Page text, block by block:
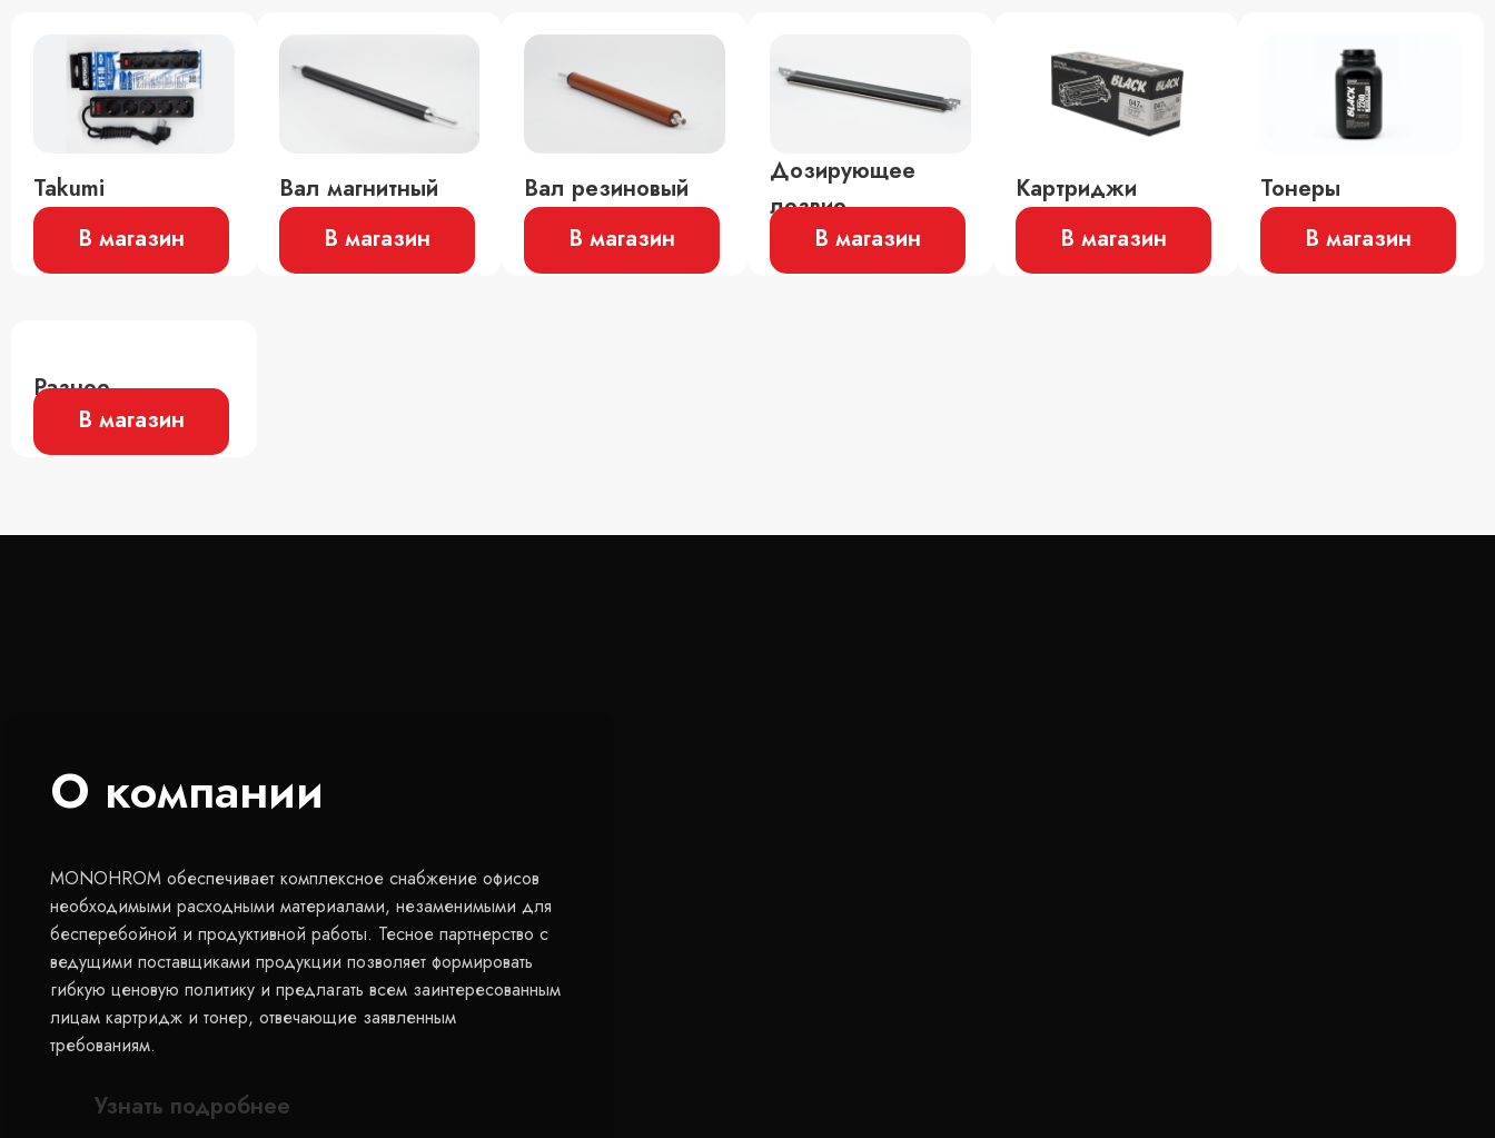
Takumi
В магазин
Вал магнитный
В магазин
Вал резиновый
В магазин
Дозирующее
лезвие
В магазин
Картриджи
В магазин
Тонеры
В магазин
Разное
В магазин
О компании
MONOHROM обеспечивает комплексное снабжение офисов
необходимыми расходными материалами, незаменимыми для
бесперебойной и продуктивной работы. Тесное партнерство с
ведущими поставщиками продукции позволяет формировать
гибкую ценовую политику и предлагать всем заинтересованным
лицам картридж и тонер, отвечающие заявленным
требованиям.
Узнать подробнее